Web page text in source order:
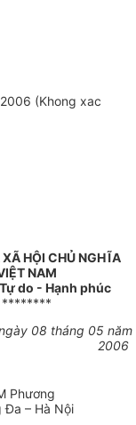
(Khong xac
XÃ HỘI CHỦ NGHĨA
NAM
do - Hạnh phúc
********
08 tháng 05 năm
2006
Phương
Đa – Hà Nội